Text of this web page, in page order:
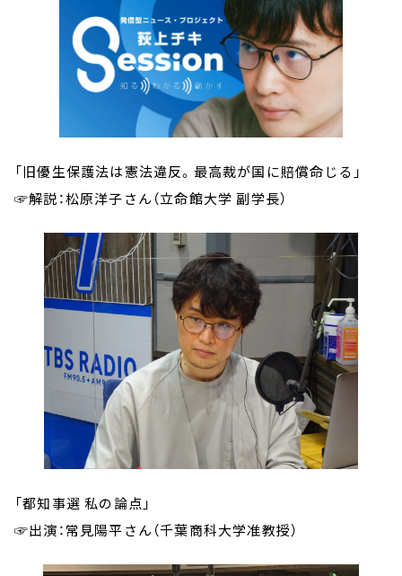
「旧優生保護法は憲法違反。最高裁が国に賠償命じる」
☞解説：松原洋子さん（立命館大学 副学長）
「都知事選 私の論点」
☞出演：常見陽平さん（千葉商科大学准教授）